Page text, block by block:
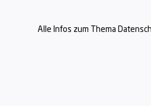
Alle Infos zum Thema